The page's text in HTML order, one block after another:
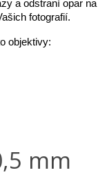
a odstraní opar na
fotografií.
objektivy:
mm